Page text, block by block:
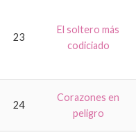
23
El soltero más
codiciado
24
Corazones en
peligro